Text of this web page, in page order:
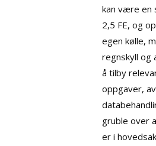
kan være en
2,5 FE, og
egen kølle,
regnskyll og
å tilby
oppgaver,
gruble over
er i